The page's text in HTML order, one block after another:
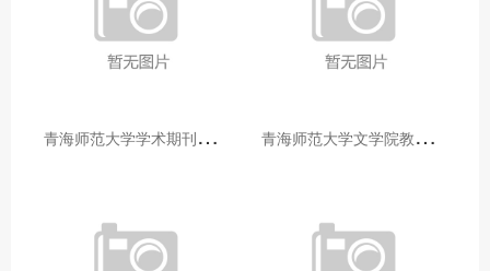
青
海师范大学学术期刊两个专栏入选2025年青海省期刊重点专栏 青
海师范大学文学院教师赴山东省相关高校和学术机构交流学习